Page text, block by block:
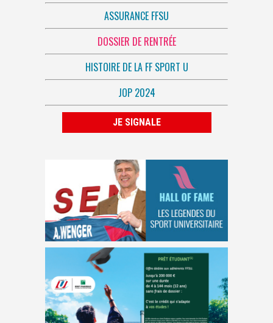
ASSURANCE FFSU
DOSSIER DE RENTRÉE
HISTOIRE DE LA FF SPORT U
JOP 2024
JE SIGNALE